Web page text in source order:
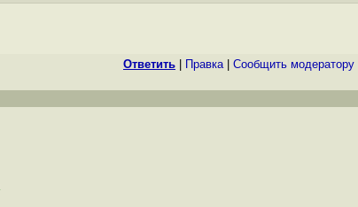
Ответить Правка| Cообщить модератору